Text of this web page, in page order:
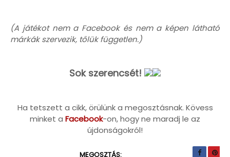
(A játékot nem a Facebook és nem a képen látható
márkák szervezik, tőlük független.)
Sok szerencsét!
Ha tetszett a cikk, örülünk a megosztásnak. Kövess
minket a Facebook-on, hogy ne maradj le az
újdonságokról!
MEGOSZTÁS: